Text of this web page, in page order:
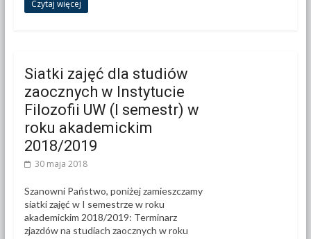
Czytaj więcej
Siatki zajęć dla studiów
zaocznych w Instytucie
Filozofii UW (I semestr) w
roku akademickim
2018/2019
30 maja 2018
Szanowni Państwo, poniżej zamieszczamy
siatki zajęć w I semestrze w roku
akademickim 2018/2019: Terminarz
zjazdów na studiach zaocznych w roku